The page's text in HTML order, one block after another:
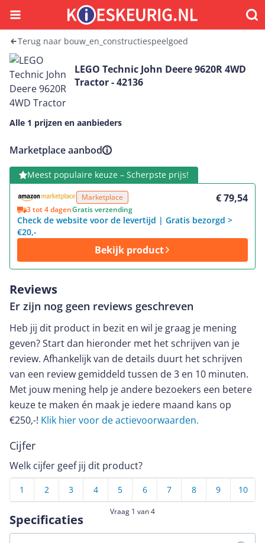
Menu
Terug naar bouw_en_constructiespeelgoed
LEGO Technic John Deere 9620R 4WD
Tractor - 42136
Alle 1 prijzen en aanbieders
Marketplace aanbod
Meest populaire keuze – Scherpste prijs!
Marketplace € 79,54
3 tot 4 dagenGratis verzending
Check de website voor de levertijd | Gratis bezorgd >
€20,-
Bekijk product
Bekijk product
Specificaties
Reviews
Er zijn nog geen reviews geschreven
Heb jij dit product in bezit en wil je graag je mening
geven? Start dan hieronder met het schrijven van je
review. Afhankelijk van de details duurt het schrijven
van een review gemiddeld tussen de 3 en 10 minuten.
Met jouw mening help je andere bezoekers een betere
keuze te maken én maak je iedere maand kans op
€250,-! Klik hier voor de actievoorwaarden.
Cijfer
Welk cijfer geef jij dit product?
10
9
8
7
6
5
4
3
2
1
Vraag 1 van 4